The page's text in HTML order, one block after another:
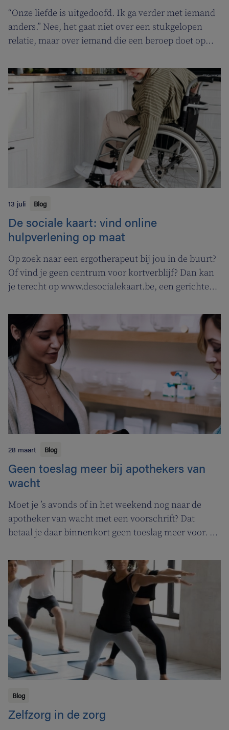
“Onze liefde is uitgedoofd. Ik ga verder met iemand
anders.” Nee, het gaat niet over een stukgelopen
relatie, maar over iemand die een beroep doet op
Vlaamse overheid pakt uit met een nieuwe
campagne om rookstopbegeleiding door
13 juli Blog
De sociale kaart: vind online
hulpverlening op maat
Op zoek naar een ergotherapeut bij jou in de buurt?
Of vind je geen centrum voor kortverblijf? Dan kan
je terecht op www.desocialekaart.be, een gerichte
gezondheidszorg en welzijn. Heel handig voor zowel
patiënten als zorgverleners.
28 maart Blog
Geen toeslag meer bij apothekers van
wacht
Moet je ’s avonds of in het weekend nog naar de
apotheker van wacht met een voorschrift? Dat
betaal je daar binnenkort geen toeslag meer voor. In
apothekers van wacht.
Blog
Zelfzorg in de zorg